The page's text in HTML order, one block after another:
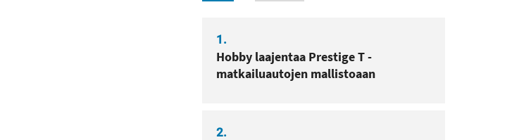
1.
Hobby laajentaa Prestige T -
matkailuautojen mallistoaan
2.